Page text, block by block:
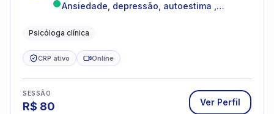
Ansiedade, depressão, autoestima ,
Psicóloga clínica
CRP ativo Online
SESSÃO
R$ 80 Ver Perfil